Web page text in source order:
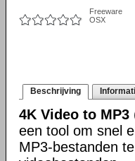
Freeware
OSX
Beschrijving
4K Video to MP3
een tool om snel
MP3-bestanden